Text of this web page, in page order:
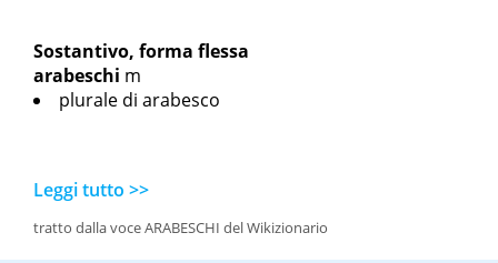
Sostantivo, forma flessa
arabeschi m
plurale di arabesco
Leggi tutto >>
tratto dalla voce ARABESCHI del Wikizionario